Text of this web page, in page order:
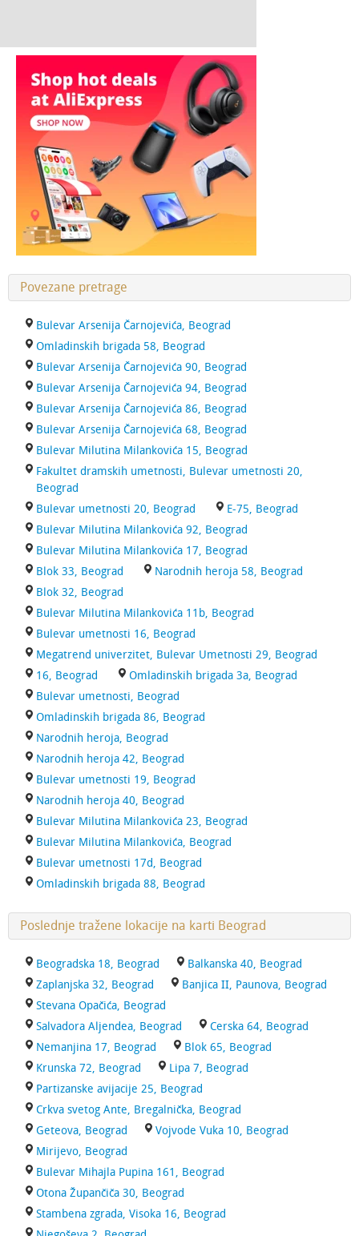
Povezane pretrage
Bulevar Arsenija Čarnojevića, Beograd
Omladinskih brigada 58, Beograd
Bulevar Arsenija Čarnojevića 90, Beograd
Bulevar Arsenija Čarnojevića 94, Beograd
Bulevar Arsenija Čarnojevića 86, Beograd
Bulevar Arsenija Čarnojevića 68, Beograd
Bulevar Milutina Milankovića 15, Beograd
Fakultet dramskih umetnosti, Bulevar umetnosti 20,
Beograd
Bulevar umetnosti 20, Beograd
E-75, Beograd
Bulevar Milutina Milankovića 92, Beograd
Bulevar Milutina Milankovića 17, Beograd
Blok 33, Beograd
Narodnih heroja 58, Beograd
Blok 32, Beograd
Bulevar Milutina Milankovića 11b, Beograd
Bulevar umetnosti 16, Beograd
Megatrend univerzitet, Bulevar Umetnosti 29, Beograd
16, Beograd
Omladinskih brigada 3a, Beograd
Bulevar umetnosti, Beograd
Omladinskih brigada 86, Beograd
Narodnih heroja, Beograd
Narodnih heroja 42, Beograd
Bulevar umetnosti 19, Beograd
Narodnih heroja 40, Beograd
Bulevar Milutina Milankovića 23, Beograd
Bulevar Milutina Milankovića, Beograd
Bulevar umetnosti 17d, Beograd
Omladinskih brigada 88, Beograd
Poslednje tražene lokacije na karti Beograd
Beogradska 18, Beograd
Balkanska 40, Beograd
Zaplanjska 32, Beograd
Banjica II, Paunova, Beograd
Stevana Opačića, Beograd
Salvadora Aljendea, Beograd
Cerska 64, Beograd
Nemanjina 17, Beograd
Blok 65, Beograd
Krunska 72, Beograd
Lipa 7, Beograd
Partizanske avijacije 25, Beograd
Crkva svetog Ante, Bregalnička, Beograd
Geteova, Beograd
Vojvode Vuka 10, Beograd
Mirijevo, Beograd
Bulevar Mihajla Pupina 161, Beograd
Otona Župančiča 30, Beograd
Stambena zgrada, Visoka 16, Beograd